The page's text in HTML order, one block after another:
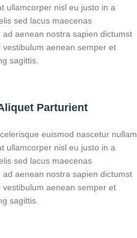
ullamcorper nisl eu justo in a
sed lacus maecenas
aenean nostra sapien dictumst
aenean semper et
sagittis.
Parturient
euismod nascetur nullam
ullamcorper nisl eu justo in a
sed lacus maecenas
aenean nostra sapien dictumst
aenean semper et
sagittis.